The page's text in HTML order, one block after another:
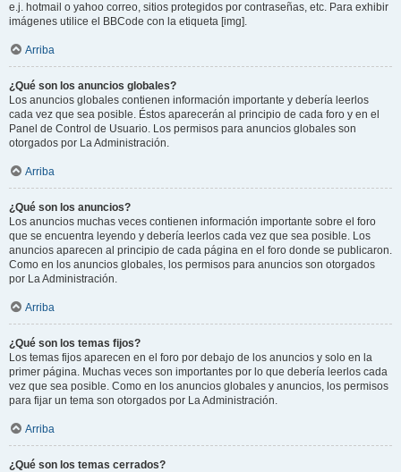
e.j. hotmail o yahoo correo, sitios protegidos por contraseñas, etc. Para exhibir
imágenes utilice el BBCode con la etiqueta [img].
Arriba
¿Qué son los anuncios globales?
Los anuncios globales contienen información importante y debería leerlos
cada vez que sea posible. Éstos aparecerán al principio de cada foro y en el
Panel de Control de Usuario. Los permisos para anuncios globales son
otorgados por La Administración.
Arriba
¿Qué son los anuncios?
Los anuncios muchas veces contienen información importante sobre el foro
que se encuentra leyendo y debería leerlos cada vez que sea posible. Los
anuncios aparecen al principio de cada página en el foro donde se publicaron.
Como en los anuncios globales, los permisos para anuncios son otorgados
por La Administración.
Arriba
¿Qué son los temas fijos?
Los temas fijos aparecen en el foro por debajo de los anuncios y solo en la
primer página. Muchas veces son importantes por lo que debería leerlos cada
vez que sea posible. Como en los anuncios globales y anuncios, los permisos
para fijar un tema son otorgados por La Administración.
Arriba
¿Qué son los temas cerrados?